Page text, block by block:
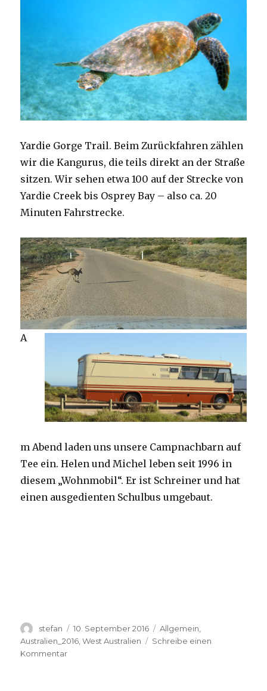
Yardie Gorge Trail. Beim Zurückfahren zählen
wir die Kangurus, die teils direkt an der Straße
sitzen. Wir sehen etwa 100 auf der Strecke von
Yardie Creek bis Osprey Bay – also ca. 20
Minuten Fahrstrecke.
A
m Abend laden uns unsere Campnachbarn auf
Tee ein. Helen und Michel leben seit 1996 in
diesem „Wohnmobil“. Er ist Schreiner und hat
einen ausgedienten Schulbus umgebaut.
Autor
stefan
Veröffentlicht
am
10. September 2016 Kategorien
Allgemein
Australien_2016 ,West Australien
Schreibe einen
Kommentarzu